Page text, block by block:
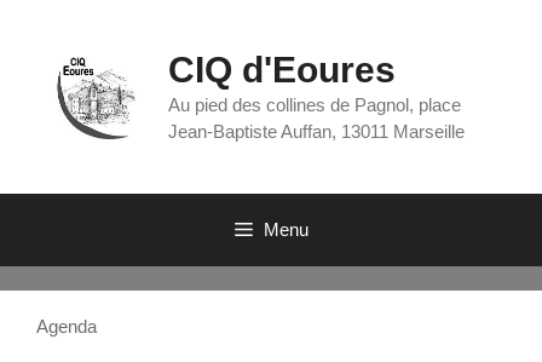
CIQ d'Eoures
Au pied des collines de Pagnol, place
Jean-Baptiste Auffan, 13011 Marseille
Menu
Agenda